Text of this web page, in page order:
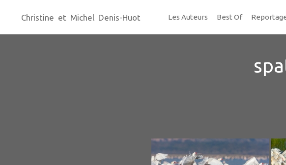
Christine et Michel Denis-Huot Les Auteurs Best Of